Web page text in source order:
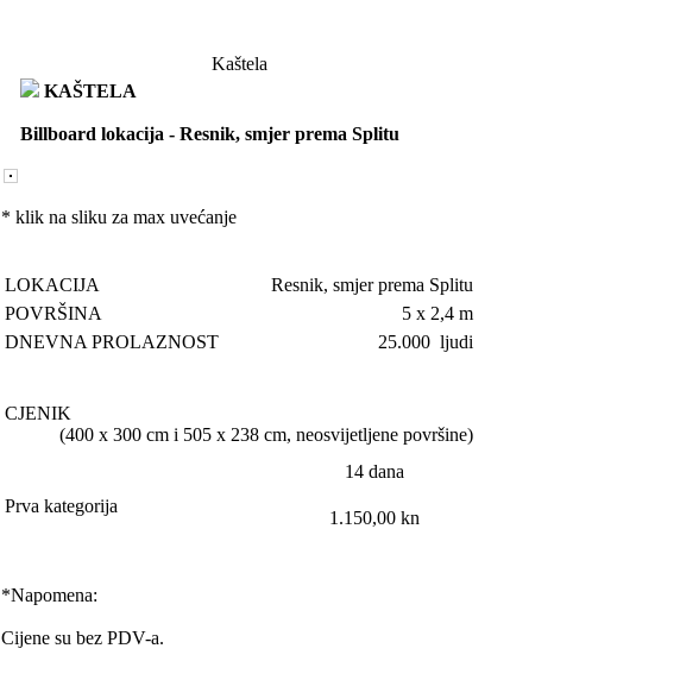
Kaštela
KAŠTELA
Billboard lokacija - Resnik, smjer prema Splitu
* klik na sliku za max uvećanje
LOKACIJA
Resnik, smjer prema Splitu
POVRŠINA
5 x 2,4 m
DNEVNA PROLAZNOST
25.000 ljudi
CJENIK
(400 x 300 cm i 505 x 238 cm, neosvijetljene površine)
Prva kategorija
14 dana
1.150,00 kn
*Napomena:
Cijene su bez PDV-a.